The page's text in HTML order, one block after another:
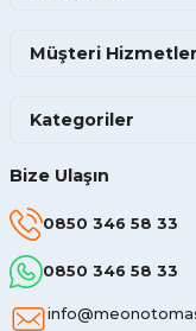
Bize Ulaşın
0850 346 58 33
0850 346 58 33
Müşteri
Kategoriler